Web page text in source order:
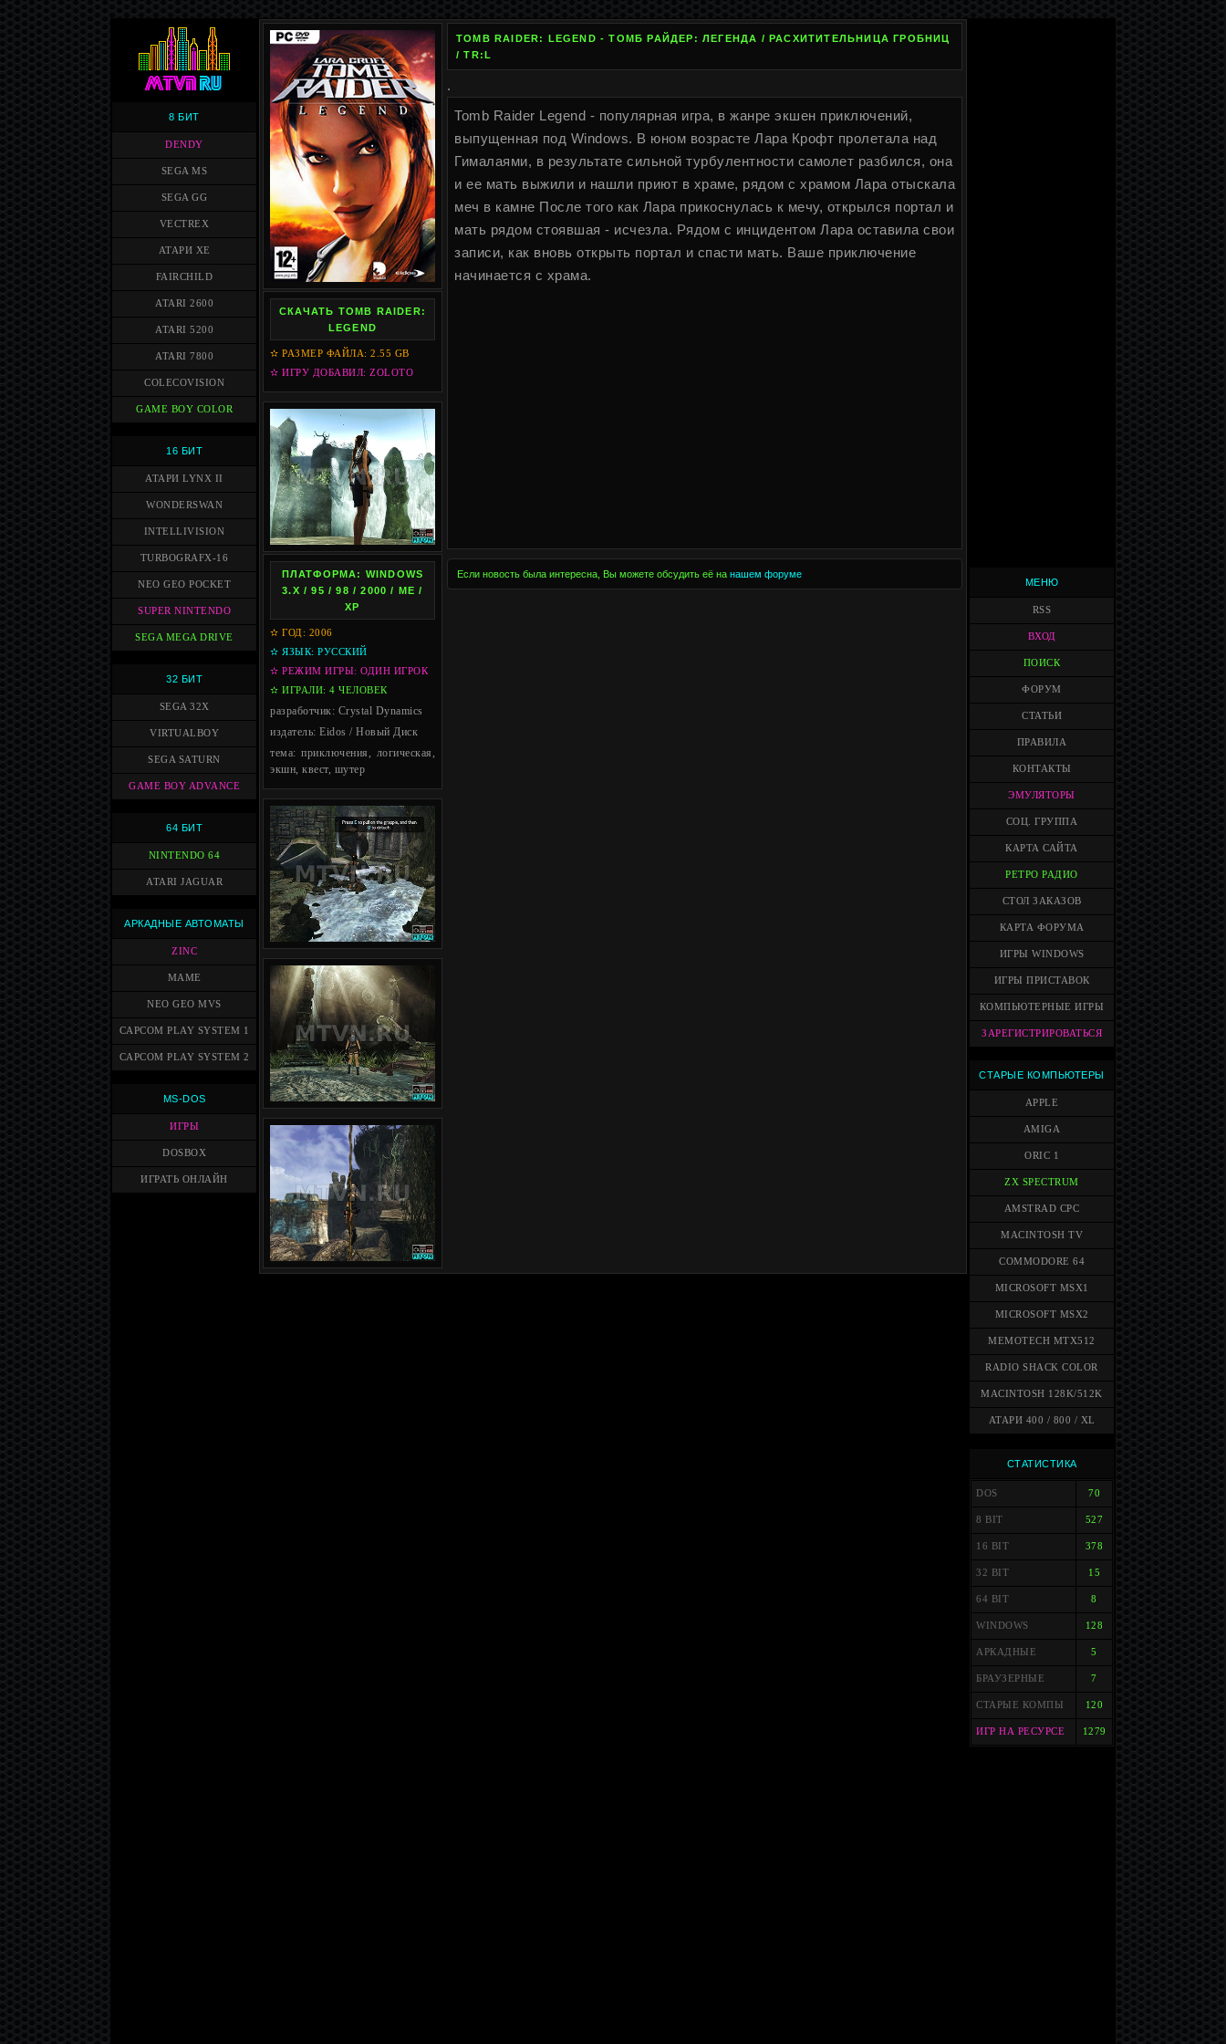
8 БИТ
DENDY
SEGA MS
SEGA GG
VECTREX
АТАРИ XE
FAIRCHILD
ATARI 2600
ATARI 5200
ATARI 7800
COLECOVISION
GAME BOY COLOR
16 БИТ
АТАРИ LYNX II
WONDERSWAN
INTELLIVISION
TURBOGRAFX-16
NEO GEO POCKET
SUPER NINTENDO
SEGA MEGA DRIVE
32 БИТ
SEGA 32X
VIRTUALBOY
SEGA SATURN
GAME BOY ADVANCE
64 БИТ
NINTENDO 64
ATARI JAGUAR
АРКАДНЫЕ АВТОМАТЫ
ZINC
MAME
NEO GEO MVS
CAPCOM PLAY SYSTEM 1
CAPCOM PLAY SYSTEM 2
MS-DOS
ИГРЫ
DOSBOX
ИГРАТЬ ОНЛАЙН
СКАЧАТЬ TOMB RAIDER:
LEGEND
✫ РАЗМЕР ФАЙЛА: 2.55 GB
✫ ИГРУ ДОБАВИЛ: ZOLOTO
ПЛАТФОРМА: WINDOWS
3.X / 95 / 98 / 2000 / ME /
XP
✫ ГОД: 2006
✫ ЯЗЫК: РУССКИЙ
✫ РЕЖИМ ИГРЫ: ОДИН ИГРОК
✫ ИГРАЛИ: 4 ЧЕЛОВЕК
разработчик: Crystal Dynamics
издатель: Eidos / Новый Диск
тема: приключения, логическая,
экшн, квест, шутер
TOMB RAIDER: LEGEND - ТОМБ РАЙДЕР: ЛЕГЕНДА / РАСХИТИТЕЛЬНИЦА ГРОБНИЦ
/ TR:L
.
Tomb Raider Legend - популярная игра, в жанре экшен приключений,
выпущенная под Windows. В юном возрасте Лара Крофт пролетала над
Гималаями, в результате сильной турбулентности самолет разбился, она
и ее мать выжили и нашли приют в храме, рядом с храмом Лара отыскала
меч в камне После того как Лара прикоснулась к мечу, открылся портал и
мать рядом стоявшая - исчезла. Рядом с инцидентом Лара оставила свои
записи, как вновь открыть портал и спасти мать. Ваше приключение
начинается с храма.
Если новость была интересна, Вы можете обсудить её на нашем форуме
МЕНЮ
RSS
ВХОД
ПОИСК
ФОРУМ
СТАТЬИ
ПРАВИЛА
КОНТАКТЫ
ЭМУЛЯТОРЫ
СОЦ. ГРУППА
КАРТА САЙТА
РЕТРО РАДИО
СТОЛ ЗАКАЗОВ
КАРТА ФОРУМА
ИГРЫ WINDOWS
ИГРЫ ПРИСТАВОК
КОМПЬЮТЕРНЫЕ ИГРЫ
ЗАРЕГИСТРИРОВАТЬСЯ
СТАРЫЕ КОМПЬЮТЕРЫ
APPLE
AMIGA
ORIC 1
ZX SPECTRUM
AMSTRAD CPC
MACINTOSH TV
COMMODORE 64
MICROSOFT MSX1
MICROSOFT MSX2
MEMOTECH MTX512
RADIO SHACK COLOR
MACINTOSH 128K/512K
АТАРИ 400 / 800 / XL
СТАТИСТИКА
DOS 70
8 BIT 527
16 BIT 378
32 BIT 15
64 BIT 8
WINDOWS 128
АРКАДНЫЕ 5
БРАУЗЕРНЫЕ 7
СТАРЫЕ КОМПЫ 120
ИГР НА РЕСУРСЕ 1279